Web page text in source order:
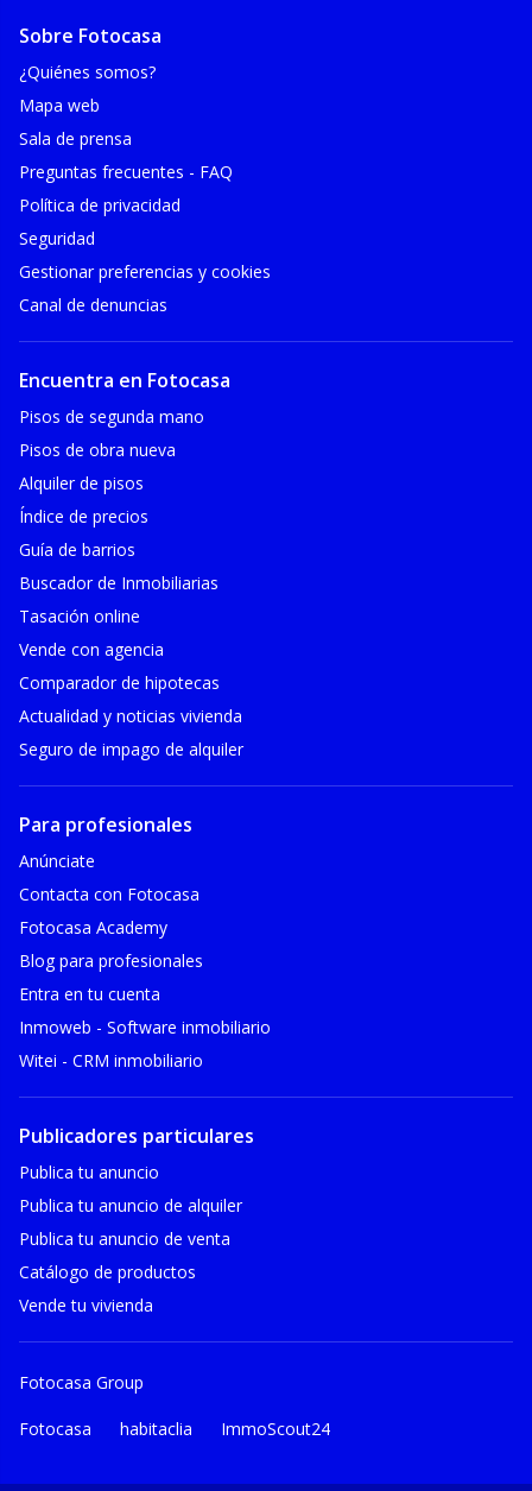
Sobre Fotocasa
¿Quiénes somos?
Mapa web
Sala de prensa
Preguntas frecuentes - FAQ
Política de privacidad
Seguridad
Gestionar preferencias y cookies
Canal de denuncias
Encuentra en Fotocasa
Pisos de segunda mano
Pisos de obra nueva
Alquiler de pisos
Índice de precios
Guía de barrios
Buscador de Inmobiliarias
Tasación online
Vende con agencia
Comparador de hipotecas
Actualidad y noticias vivienda
Seguro de impago de alquiler
Para profesionales
Anúnciate
Contacta con Fotocasa
Fotocasa Academy
Blog para profesionales
Entra en tu cuenta
Inmoweb - Software inmobiliario
Witei - CRM inmobiliario
Publicadores particulares
Publica tu anuncio
Publica tu anuncio de alquiler
Publica tu anuncio de venta
Catálogo de productos
Vende tu vivienda
Fotocasa Group
Fotocasa habitaclia ImmoScout24